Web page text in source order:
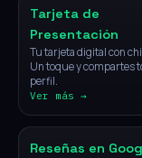
Tarjeta de
Presentación
Tu tarjeta digital con
Un toque y compartes
perfil.
Ver más →
Reseñas en